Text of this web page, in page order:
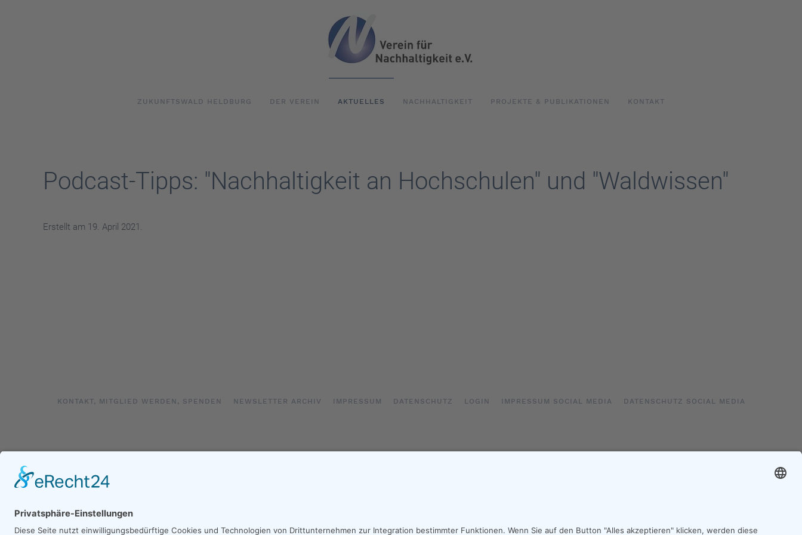
ZUKUNFTSWALD HELDBURG DER VEREIN AKTUELLES NACHHALTIGKEIT PROJEKTE & PUBLIKATIONEN KONTAKT
Podcast-Tipps: "Nachhaltigkeit an Hochschulen" und "Waldwissen"
Erstellt am 19. April 2021 .
KONTAKT, MITGLIED WERDEN, SPENDEN NEWSLETTER ARCHIV IMPRESSUM DATENSCHUTZ LOGIN IMPRESSUM SOCIAL MEDIA DATENSCHUTZ SOCIAL MEDIA